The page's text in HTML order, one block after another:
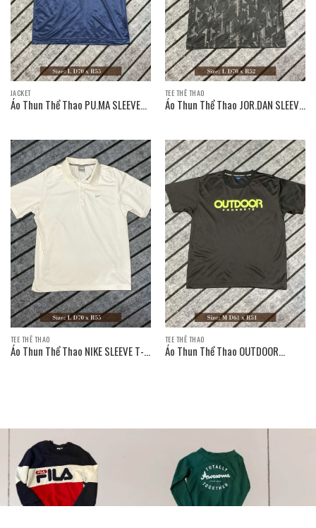
JACKET
Áo Thun Thể Thao PU.MA SLEEVE
TEE THỂ THAO
Áo Thun Thể Thao JOR.DAN SLEEVE
TEE THỂ THAO
Áo Thun Thể Thao NIKE SLEEVE T-
TEE THỂ THAO
Áo Thun Thể Thao OUTDOOR